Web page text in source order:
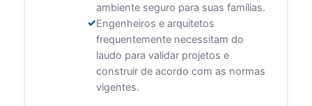
ambiente seguro para suas famílias.
Engenheiros e arquitetos
frequentemente necessitam do
laudo para validar projetos e
construir de acordo com as normas
vigentes.